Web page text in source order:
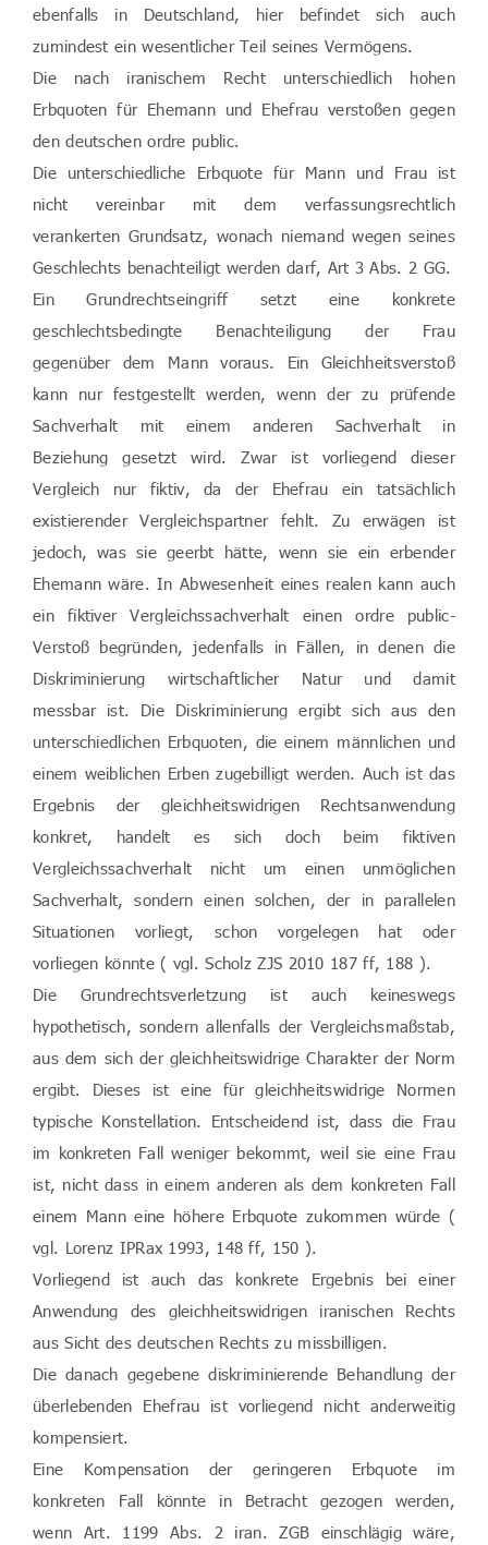
ebenfalls in Deutschland, hier befindet sich auch
zumindest ein wesentlicher Teil seines Vermögens.
Die nach iranischem Recht unterschiedlich hohen
Erbquoten für Ehemann und Ehefrau verstoßen gegen
den deutschen ordre public.
Die unterschiedliche Erbquote für Mann und Frau ist
nicht vereinbar mit dem verfassungsrechtlich
verankerten Grundsatz, wonach niemand wegen seines
Geschlechts benachteiligt werden darf, Art 3 Abs. 2 GG.
Ein Grundrechtseingriff setzt eine konkrete
geschlechtsbedingte Benachteiligung der Frau
gegenüber dem Mann voraus. Ein Gleichheitsverstoß
kann nur festgestellt werden, wenn der zu prüfende
Sachverhalt mit einem anderen Sachverhalt in
Beziehung gesetzt wird. Zwar ist vorliegend dieser
Vergleich nur fiktiv, da der Ehefrau ein tatsächlich
existierender Vergleichspartner fehlt. Zu erwägen ist
jedoch, was sie geerbt hätte, wenn sie ein erbender
Ehemann wäre. In Abwesenheit eines realen kann auch
ein fiktiver Vergleichssachverhalt einen ordre public-
Verstoß begründen, jedenfalls in Fällen, in denen die
Diskriminierung wirtschaftlicher Natur und damit
messbar ist. Die Diskriminierung ergibt sich aus den
unterschiedlichen Erbquoten, die einem männlichen und
einem weiblichen Erben zugebilligt werden. Auch ist das
Ergebnis der gleichheitswidrigen Rechtsanwendung
konkret, handelt es sich doch beim fiktiven
Vergleichssachverhalt nicht um einen unmöglichen
Sachverhalt, sondern einen solchen, der in parallelen
Situationen vorliegt, schon vorgelegen hat oder
vorliegen könnte ( vgl. Scholz ZJS 2010 187 ff, 188 ).
Die Grundrechtsverletzung ist auch keineswegs
hypothetisch, sondern allenfalls der Vergleichsmaßstab,
aus dem sich der gleichheitswidrige Charakter der Norm
ergibt. Dieses ist eine für gleichheitswidrige Normen
typische Konstellation. Entscheidend ist, dass die Frau
im konkreten Fall weniger bekommt, weil sie eine Frau
ist, nicht dass in einem anderen als dem konkreten Fall
einem Mann eine höhere Erbquote zukommen würde (
vgl. Lorenz IPRax 1993, 148 ff, 150 ).
Vorliegend ist auch das konkrete Ergebnis bei einer
Anwendung des gleichheitswidrigen iranischen Rechts
aus Sicht des deutschen Rechts zu missbilligen.
Die danach gegebene diskriminierende Behandlung der
überlebenden Ehefrau ist vorliegend nicht anderweitig
kompensiert.
Eine Kompensation der geringeren Erbquote im
konkreten Fall könnte in Betracht gezogen werden,
wenn Art. 1199 Abs. 2 iran. ZGB einschlägig wäre,